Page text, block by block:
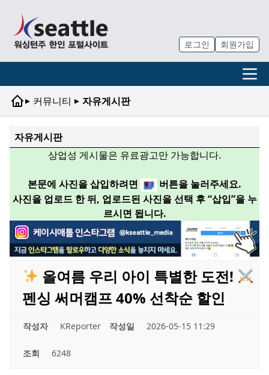
로그인 회원가입
▸ 커뮤니티 ▸ 자유게시판
자유게시판
상업성 게시물은 유료광고만 가능합니다.
본문에 사진을 삽입하려면
버튼을 눌러주세요.
사진을 업로드 한 뒤, 업로드된 사진을 선택 후 “삽입”을 누
르시면 됩니다.
올여름 우리 아이 특별한 도전!
펜싱 써머캠프 40% 선착순 할인
작성자 KReporter 작성일 2026-05-15 11:29
조회 6248